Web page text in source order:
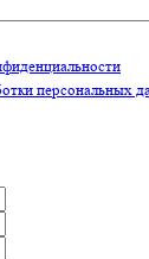
персональных